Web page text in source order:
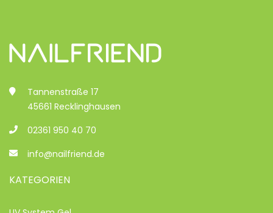
Tannenstraße 17
45661 Recklinghausen
02361 950 40 70
info@nailfriend.de
KATEGORIEN